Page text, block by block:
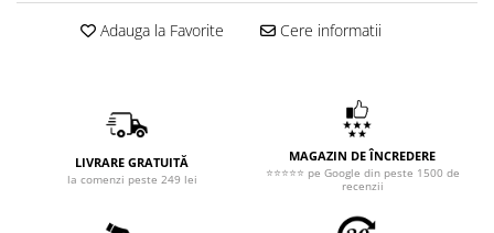
Adauga la Favorite Cere informatii
LIVRARE GRATUITĂ
la comenzi peste 249 lei
MAGAZIN DE ÎNCREDERE
⭐⭐⭐⭐⭐ pe Google din peste 1500 de
recenzii